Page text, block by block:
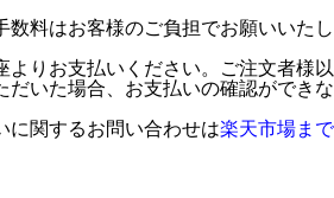
数料はお客様のご負担でお願いいたし
りお支払いください。ご注文者様以
だいた場合、お支払いの確認ができな
関するお問い合わせは楽天市場まで